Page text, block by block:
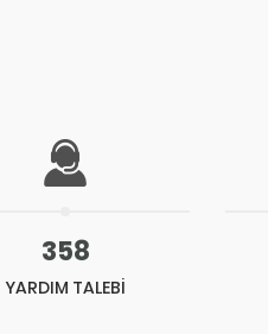
358
YARDIM TALEBİ